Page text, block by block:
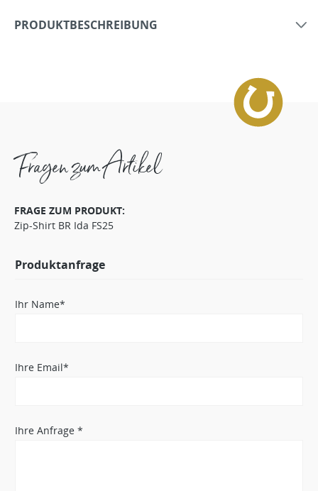
PRODUKTBESCHREIBUNG
Fragen zum Artikel
FRAGE ZUM PRODUKT:
Zip-Shirt BR Ida FS25
Produktanfrage
Ihr Name*
Ihre Email*
Ihre Anfrage *